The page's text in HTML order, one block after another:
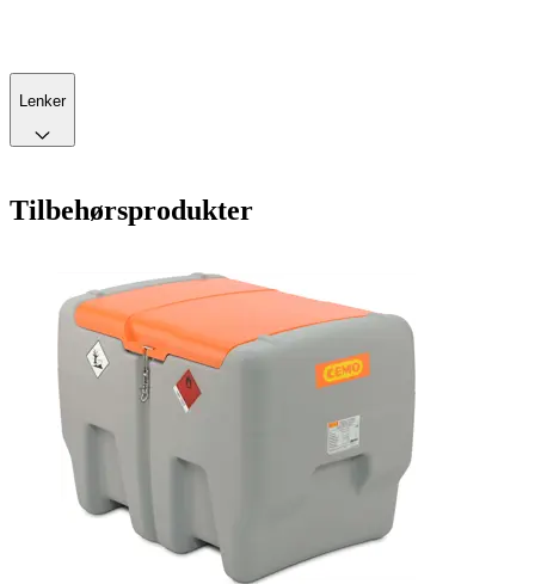
Lenker
Tilbehørsprodukter